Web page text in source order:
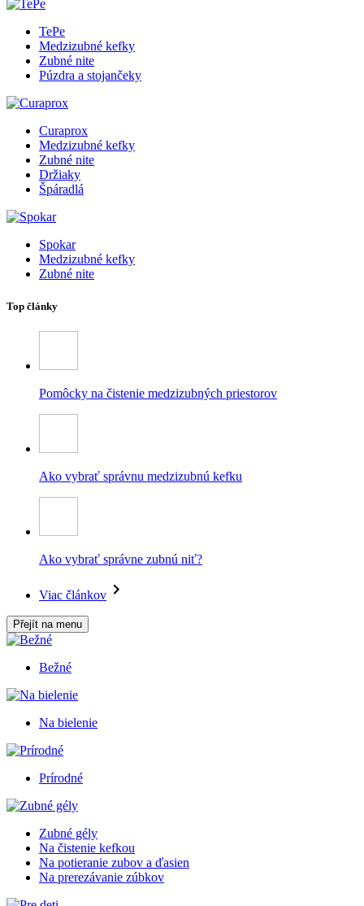
TePe
Medzizubné kefky
Zubné nite
Púzdra a stojančeky
Curaprox
Medzizubné kefky
Zubné nite
Držiaky
Špáradlá
Spokar
Medzizubné kefky
Zubné nite
Top články
Pomôcky na čistenie medzizubných priestorov
Ako vybrať správnu medzizubnú kefku
Ako vybrať správne zubnú niť?
Viac článkov
Přejít na menu
Bežné
Na bielenie
Prírodné
Zubné gély
Na čistenie kefkou
Na potieranie zubov a ďasien
Na prerezávanie zúbkov